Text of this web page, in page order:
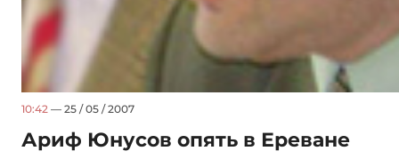
10:42 — 25 / 05 / 2007
Ариф Юнусов опять в Ереване